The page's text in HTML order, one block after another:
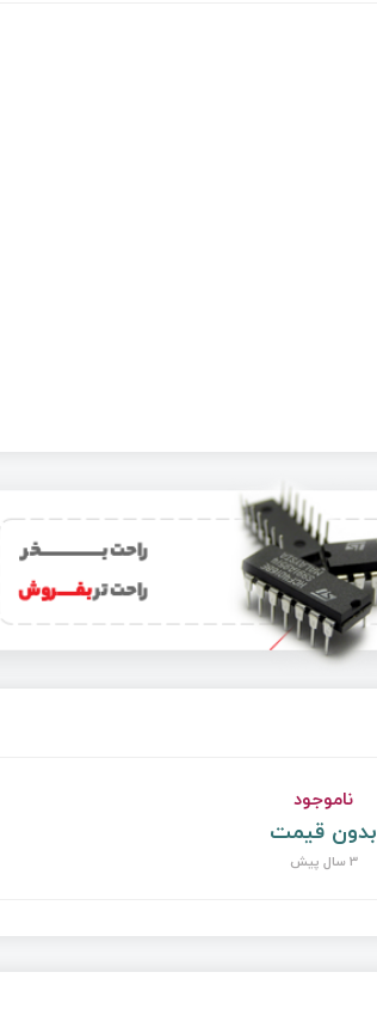
ناموجود
بدون قیمت
3 سال پیش